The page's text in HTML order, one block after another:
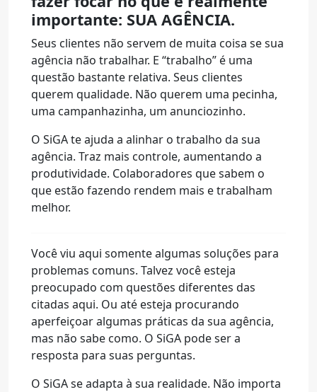
importante: SUA AGÊNCIA.
Seus clientes não servem de muita coisa se sua
agência não trabalhar. E “trabalho” é uma
questão bastante relativa. Seus clientes
querem qualidade. Não querem uma pecinha,
uma campanhazinha, um anunciozinho.
O SiGA te ajuda a alinhar o trabalho da sua
agência. Traz mais controle, aumentando a
produtividade. Colaboradores que sabem o
que estão fazendo rendem mais e trabalham
melhor.
Você viu aqui somente algumas soluções para
problemas comuns. Talvez você esteja
preocupado com questões diferentes das
citadas aqui. Ou até esteja procurando
aperfeiçoar algumas práticas da sua agência,
mas não sabe como. O SiGA pode ser a
resposta para suas perguntas.
O SiGA se adapta à sua realidade. Não importa